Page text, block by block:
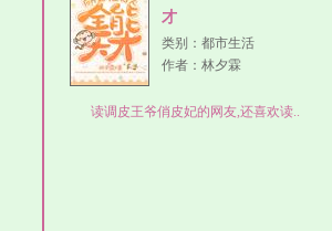
才
类别： 都市生活
作者： 林夕霖
读调皮王爷俏皮妃的网友,还喜欢读..